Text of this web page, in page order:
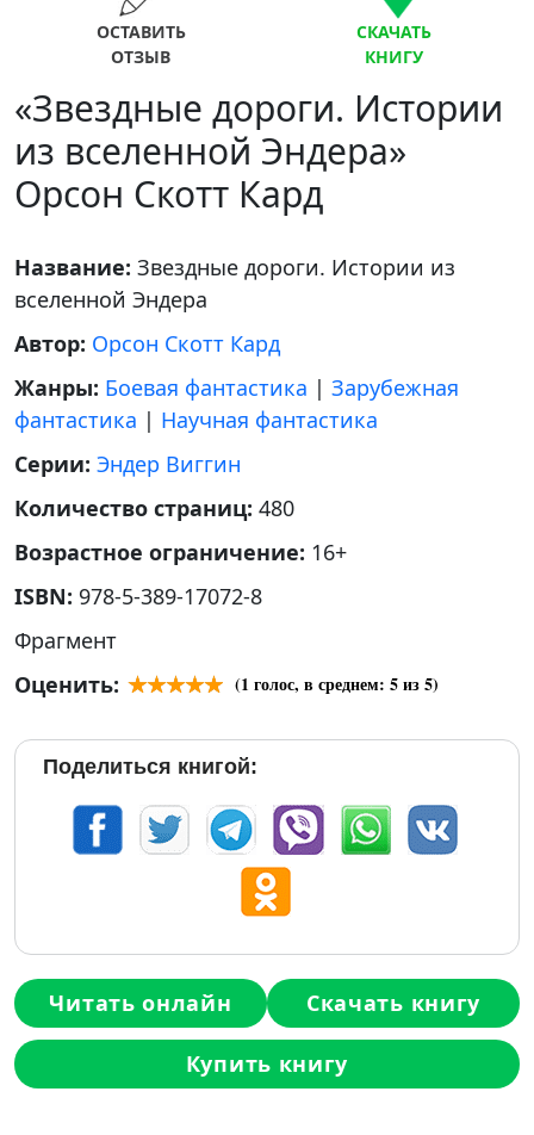
ОСТАВИТЬ
ОТЗЫВ
СКАЧАТЬ
КНИГУ
«Звездные дороги. Истории
из вселенной Эндера»
Орсон Скотт Кард
Название: Звездные дороги. Истории из
вселенной Эндера
Автор: Орсон Скотт Кард
Жанры: Боевая фантастика | Зарубежная
фантастика | Научная фантастика
Серии: Эндер Виггин
Количество страниц: 480
Возрастное ограничение: 16+
ISBN: 978-5-389-17072-8
Фрагмент
Оценить:
(1 голос, в среднем: 5из 5)
Поделиться книгой:
Читать онлайн Скачать книгу
Купить книгу